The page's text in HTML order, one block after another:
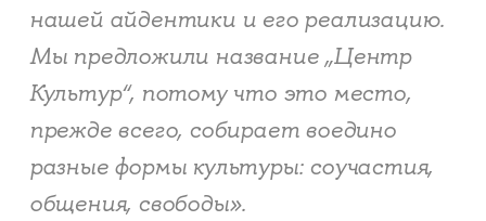
нашей айдентики и его реализацию.
Мы предложили название „Центр
Культур“, потому что это место,
прежде всего, собирает воедино
разные формы культуры: соучастия,
общения, свободы».